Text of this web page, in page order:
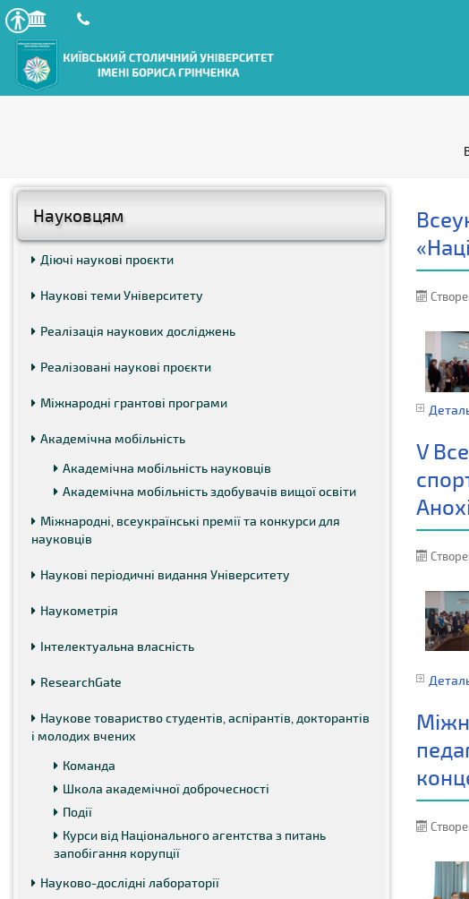
Науковцям
Діючі наукові проєкти
Наукові теми Університету
Реалізація наукових досліджень
Реалізовані наукові проєкти
Міжнародні грантові програми
Академічна мобільність
Академічна мобільність науковців
Академічна мобільність здобувачів вищої освіти
Міжнародні, всеукраїнські премії та конкурси для
науковців
Наукові періодичні видання Університету
Наукометрія
Інтелектуальна власність
ResearchGate
Наукове товариство студентів, аспірантів, докторантів
і молодих вчених
Команда
Школа академічної доброчесності
Події
Курси від Національного агентства з питань
запобігання корупції
Науково-дослідні лабораторії
V